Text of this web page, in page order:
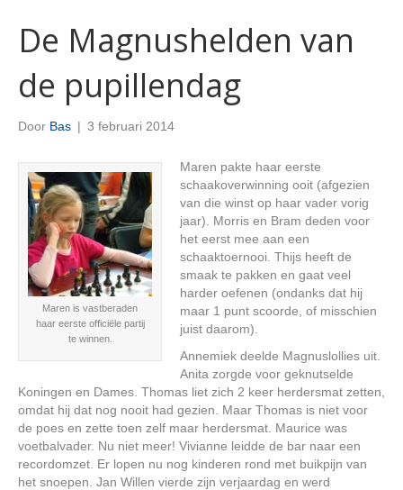
De Magnushelden van
de pupillendag
Door Bas | 3 februari 2014
Maren is vastberaden
haar eerste officiële partij
te winnen.
Maren pakte haar eerste
schaakoverwinning ooit (afgezien
van die winst op haar vader vorig
jaar). Morris en Bram deden voor
het eerst mee aan een
schaaktoernooi. Thijs heeft de
smaak te pakken en gaat veel
harder oefenen (ondanks dat hij
maar 1 punt scoorde, of misschien
juist daarom).
Annemiek deelde Magnuslollies uit.
Anita zorgde voor geknutselde
Koningen en Dames. Thomas liet zich 2 keer herdersmat zetten,
omdat hij dat nog nooit had gezien. Maar Thomas is niet voor
de poes en zette toen zelf maar herdersmat. Maurice was
voetbalvader. Nu niet meer! Vivianne leidde de bar naar een
recordomzet. Er lopen nu nog kinderen rond met buikpijn van
het snoepen. Jan Willen vierde zijn verjaardag en werd